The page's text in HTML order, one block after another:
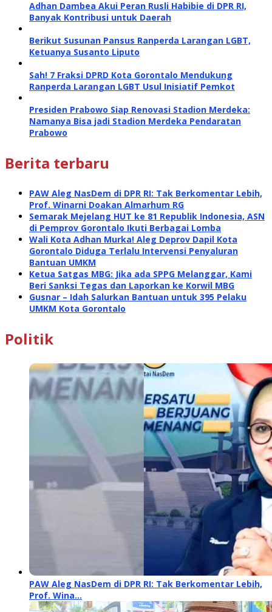
Adhan Dambea Akui Peran Rusli Habibie di DPR RI,
Banyak Kontribusi untuk Daerah
Berikut Susunan Pansus Ranperda Larangan LGBT,
Ketuanya Susanto Liputo
Sah! 7 Fraksi DPRD Kota Gorontalo Mendukung
Ranperda Larangan LGBT Usul Inisiatif Pemkot
Presiden Prabowo Siap Renovasi Stadion Merdeka:
Namanya Bisa jadi Stadion Merdeka Pendaratan
Prabowo
Berita terbaru
PAW Aleg NasDem di DPR RI: Tak Berkomentar Lebih,
Prof. Winarni Doakan Almarhum RG
Semarak Mejelang HUT ke 81 Republik Indonesia, ASN
di Pemprov Gorontalo Ikuti Berbagai Lomba
Wali Kota Adhan Murka! Aleg Deprov Dapil Kota
Gorontalo Diduga Terlalu Intervensi Penyaluran
Bantuan UMKM
Ketua Satgas MBG: Jika ada SPPG Melanggar, Kami
Beri Sanksi Tegas dan Laporkan ke Korwil MBG
Gusnar – Idah Salurkan Bantuan untuk 395 Pelaku
UMKM Kota Gorontalo
Politik
PAW Aleg NasDem di DPR RI: Tak Berkomentar Lebih,
Prof. Wina…